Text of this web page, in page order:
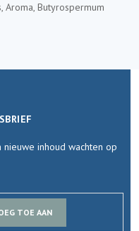
Aroma, Butyrospermum
inhoud wachten op
TOE AAN